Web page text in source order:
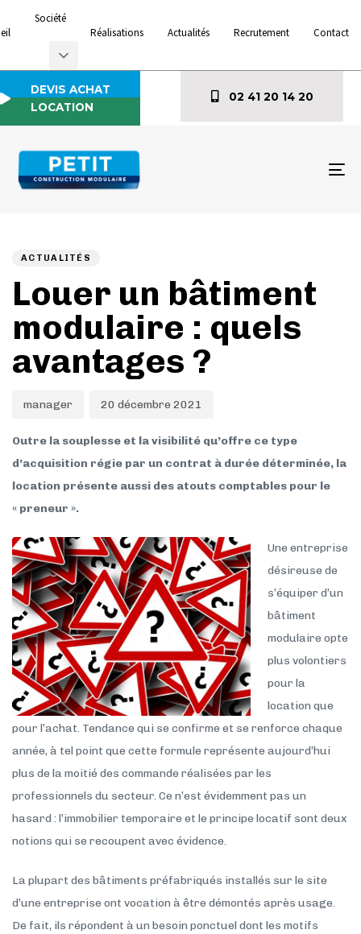
Société
Réalisations
Actualités Recrutement Contact
DEVIS ACHAT
LOCATION
02 41 20 14 20
ACTUALITÉS
Louer un bâtiment
modulaire : quels
avantages ?
manager 20 décembre 2021
Outre la souplesse et la visibilité qu’offre ce type
d’acquisition régie par un contrat à durée déterminée, la
location présente aussi des atouts comptables pour le
« preneur ».
Une entreprise
désireuse de
s’équiper d’un
bâtiment
modulaire opte
plus volontiers
pour la
location que
pour l’achat. Tendance qui se confirme et se renforce chaque
année, à tel point que cette formule représente aujourd’hui
plus de la moitié des commande réalisées par les
professionnels du secteur. Ce n’est évidemment pas un
hasard : l’immobilier temporaire et le principe locatif sont deux
notions qui se recoupent avec évidence.
La plupart des bâtiments préfabriqués installés sur le site
d’une entreprise ont vocation à être démontés après usage.
De fait, ils répondent à un besoin ponctuel dont les motifs